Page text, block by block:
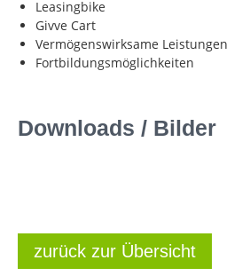
Leasingbike
Givve Cart
Vermögenswirksame Leistungen
Fortbildungsmöglichkeiten
Downloads / Bilder
zurück zur Übersicht